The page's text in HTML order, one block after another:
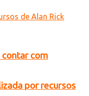
contar com
por recursos